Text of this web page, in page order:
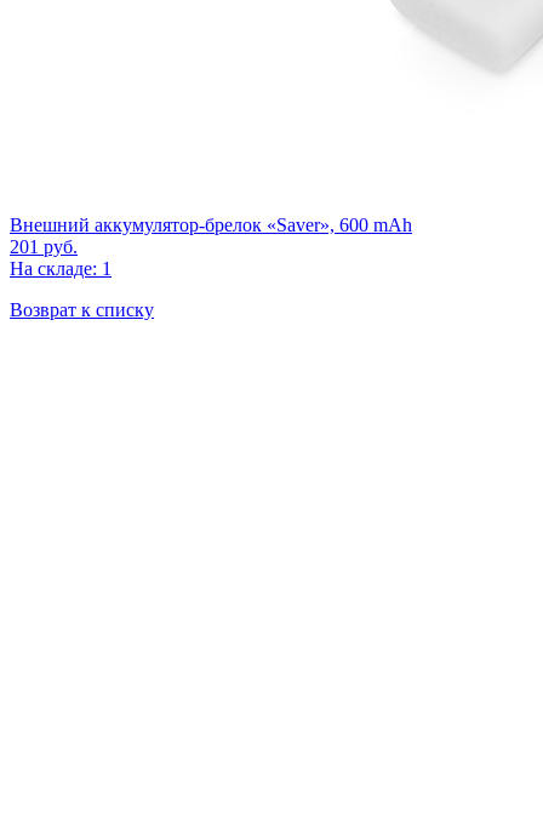
Внешний аккумулятор-брелок «Saver», 600 mAh
201 руб.
На складе: 1
Возврат к списку